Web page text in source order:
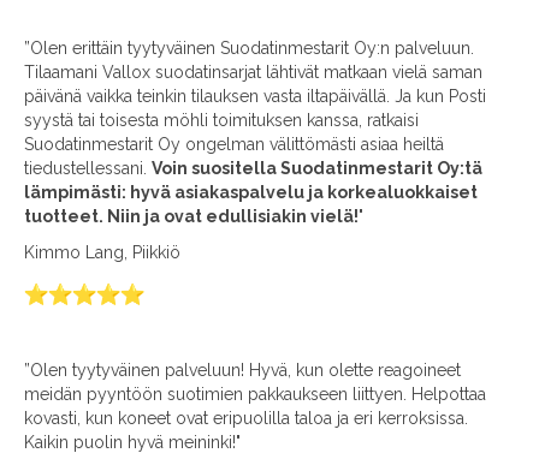
”Olen erittäin tyytyväinen Suodatinmestarit Oy:n palveluun.
Tilaamani Vallox suodatinsarjat lähtivät matkaan vielä saman
päivänä vaikka teinkin tilauksen vasta iltapäivällä. Ja kun Posti
syystä tai toisesta möhli toimituksen kanssa, ratkaisi
Suodatinmestarit Oy ongelman välittömästi asiaa heiltä
tiedustellessani. Voin suositella Suodatinmestarit Oy:tä
lämpimästi: hyvä asiakaspalvelu ja korkealuokkaiset
tuotteet. Niin ja ovat edullisiakin vielä!"
Kimmo Lang, Piikkiö
”Olen tyytyväinen palveluun! Hyvä, kun olette reagoineet
meidän pyyntöön suotimien pakkaukseen liittyen. Helpottaa
kovasti, kun koneet ovat eripuolilla taloa ja eri kerroksissa.
Kaikin puolin hyvä meininki!"